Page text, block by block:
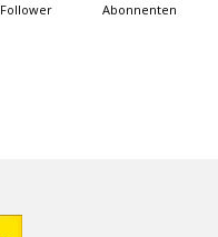
Follower Abonnenten